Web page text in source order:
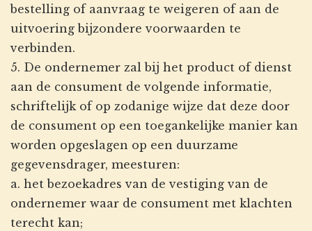
bestelling of aanvraag te weigeren of aan de
uitvoering bijzondere voorwaarden te
verbinden.
5. De ondernemer zal bij het product of dienst
aan de consument de volgende informatie,
schriftelijk of op zodanige wijze dat deze door
de consument op een toegankelijke manier kan
worden opgeslagen op een duurzame
gegevensdrager, meesturen:
a. het bezoekadres van de vestiging van de
ondernemer waar de consument met klachten
terecht kan;